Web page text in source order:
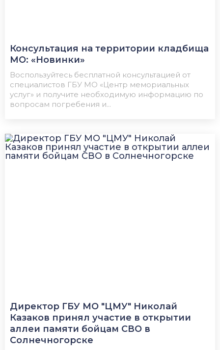
Консультация на территории кладбища
МО: «Новинки»
Воспользуйтесь бесплатной консультацией от
специалистов ГБУ МО «Центр мемориальных
услуг» и получите необходимую информацию по
вопросам погребения и...
Директор ГБУ МО "ЦМУ" Николай
Казаков принял участие в открытии
аллеи памяти бойцам СВО в
Солнечногорске